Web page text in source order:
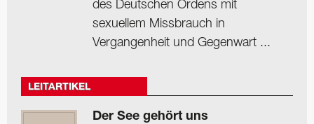
des Deutschen Ordens mit
sexuellem Missbrauch in
Vergangenheit und Gegenwart ...
LEITARTIKEL
Der See gehört uns